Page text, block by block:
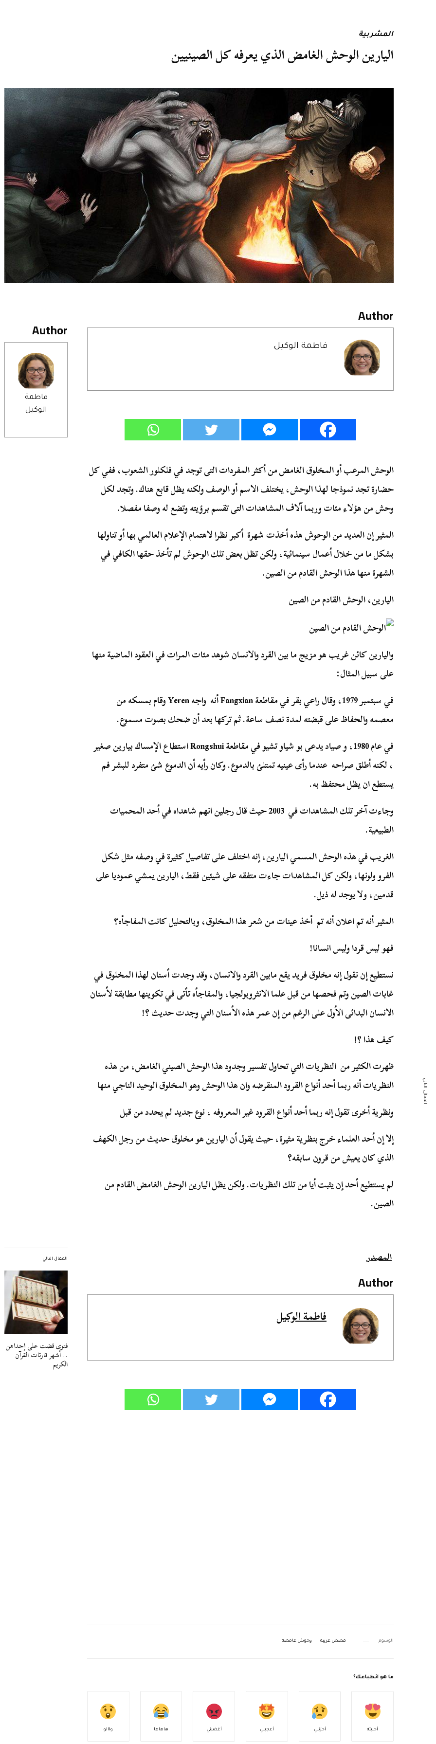
المشربية
اليارين الوحش الغامض الذي يعرفه كل الصينيين
Author
فاطمة
الوكيل
المقال التالي
فتوى قضت على إحداهن
.. أشهر قارئات القرآن
الكريم
Author
فاطمة الوكيل
الوحش المرعب أو المخلوق الغامض من أكثر المفردات التى توجد في فلكلور الشعوب، ففي كل
حضارة تجد نموذجا لهذا الوحش، يختلف الاسم أو الوصف ولكنه يظل قابع هناك. وتجد لكل
وحش من هؤلاء مئات وربما آلاف المشاهدات التى تقسم برؤيته وتضع له وصفا مفصلا.
المثير إن العديد من الوحوش هذه أخذت شهرة أكبر نظرا لاهتمام الإعلام العالمي بها أو تناولها
بشكل ما من خلال أعمال سينمائية، ولكن تظل بعض تلك الوحوش لم تأخذ حقها الكافي في
الشهرة منها هذا الوحش القادم من الصين.
اليارين، الوحش القادم من الصين
واليارين كائن غريب هو مزيج ما بين القرد والانسان شوهد مئات المرات في العقود الماضية منها
على سبيل المثال:
في سبتمبر 1979، وقال راعي بقر في مقاطعة Fangxian أنه واجه Yeren وقام بمسكه من
معصمه والحفاظ على قبضته لمدة نصف ساعة. ثم تركها بعد أن ضحك بصوت مسموع.
في عام 1980، و صياد يدعى بو شياو تشيو في مقاطعة Rongshui استطاع الإمساك بيارين صغير
، لكنه أطلق صراحه عندما رأى عينيه تمتلئ بالدموع. وكان رأيه أن الدموع شئ متفرد للبشر فم
يستطع ان يظل محتفظ به.
وجاءت آخر تلك المشاهدات في 2003 حيث قال رجلين انهم شاهداه في أحد المحميات
الطبيعية.
الغريب في هذه الوحش المسمي اليارين، إنه اختلف على تفاصيل كثيرة في وصفه مثل شكل
الفرو ولونها، ولكن كل المشاهدات جاءت متفقه على شيئين فقط، اليارين يمشي عموديا على
قدمين، ولا يوجد له ذيل.
المثير أنه تم اعلان أنه تم أخذ عينات من شعر هذا المخلوق، وبالتحليل كانت المفاجأه؟
فهو ليس قردا وليس انسانا!
نستطيع إن نقول إنه مخلوق فريد يقع مابين القرد والانسان، وقد وجدت أسنان لهذا المخلوق في
غابات الصين وتم فحصها من قبل علما الانثروبولجيا، والمفاجأه تأتى في تكوينها مطابقة لأسنان
الانسان البدائى الأول على الرغم من إن عمر هذه الأسنان التي وجدت حديث ؟!
كيف هذا ؟!
ظهرت الكثير من النظريات التي تحاول تفسير وجدود هذا الوحش الصيني الغامض، من هذه
النظريات أنه ربما أحد أنواع القرود المنقرضه وان هذا الوحش وهو المخلوق الوحيد الناجي منها
ونظرية أخرى تقول إنه ربما أحد أنواع القرود غير المعروفه ، نوع جديد لم يحدد من قبل
إلا إن أحد العلماء خرج بنظرية مثيرة، حيث يقول أن اليارين هو مخلوق حديث من رجل الكهف
الذي كان يعيش من قرون سابقه؟
لم يستطيع أحد إن يثبت أيا من تلك النظريات. ولكن يظل اليارين الوحش الغامض القادم من
الصين.
المصدر
Author
فاطمة الوكيل
الوسوم قصص غريبة وحوش غامضة
ما هو انطباعك؟
أحببته أحزنني أعجبني أغضبني هاهاها واااو
المقال التالي